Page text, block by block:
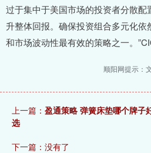
过于集中于美国市场的投资者分散
升整体回报。确保投资组合多元化
和市场波动性最有效的策略之一。
顺阳网提示：
上一篇： 盈通策略 弹簧床垫哪个牌子
选
下一篇：没有了